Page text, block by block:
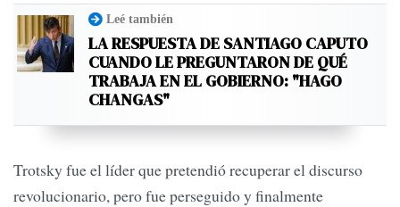
Leé también
LA RESPUESTA DE SANTIAGO CAPUTO
CUANDO LE PREGUNTARON DE QUÉ
TRABAJA EN EL GOBIERNO: "HAGO
CHANGAS"
Trotsky fue el líder que pretendió recuperar el discurso
revolucionario, pero fue perseguido y finalmente